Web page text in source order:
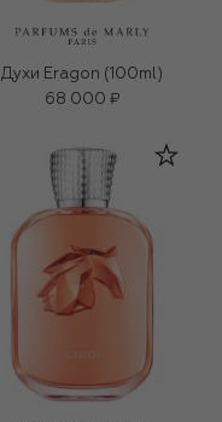
Духи Eragon (100ml)
68 000 ₽